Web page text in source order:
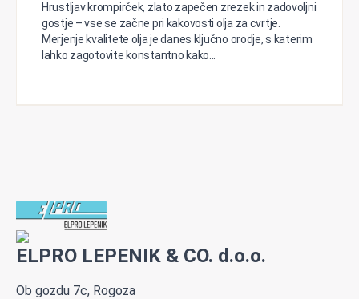
Hrustljav krompirček, zlato zapečen zrezek in zadovoljni
gostje – vse se začne pri kakovosti olja za cvrtje.
Merjenje kvalitete olja je danes ključno orodje, s katerim
lahko zagotovite konstantno kako...
ELPRO LEPENIK & CO. d.o.o.
Ob gozdu 7c, Rogoza